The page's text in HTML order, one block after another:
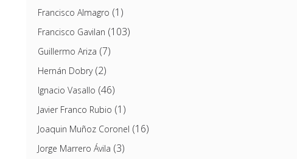
Francisco Almagro (1)
Francisco Gavilan (103)
Guillermo Ariza (7)
Hernán Dobry(2)
Ignacio Vasallo (46)
Javier Franco Rubio (1)
Joaquin Muñoz Coronel (16)
Jorge Marrero Ávila (3)